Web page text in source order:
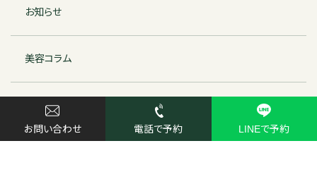
お問い合わせ 電話で予約 LINEで予約
お知らせ
美容コラム
特定商取引法に基づく表記 © ヒュークリニック芦屋 | HU clinic Ashiya